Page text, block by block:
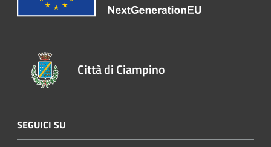
Città di Ciampino
SEGUICI SU